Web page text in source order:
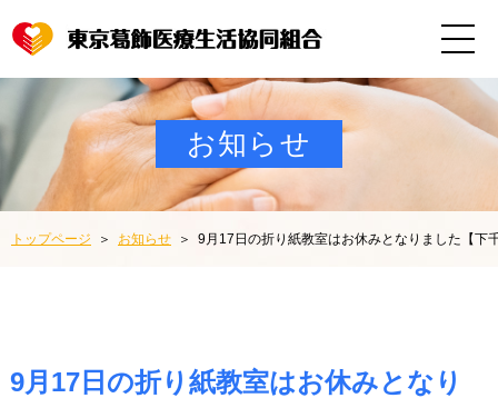
お知らせ
トップページ お知らせ 9月17日の折り紙教室はお休みとなりました【下
9月17日の折り紙教室はお休みとなり